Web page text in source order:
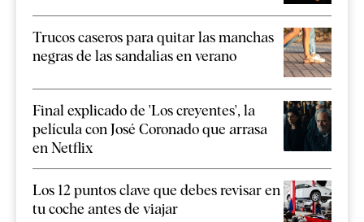
Trucos caseros para quitar las manchas
negras de las sandalias en verano
Final explicado de 'Los creyentes', la
película con José Coronado que arrasa
en Netflix
Los 12 puntos clave que debes revisar en
tu coche antes de viajar